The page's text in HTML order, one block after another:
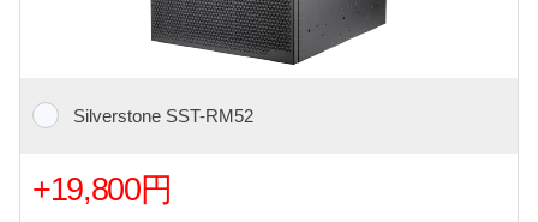
Silverstone SST-RM52
+19,800円